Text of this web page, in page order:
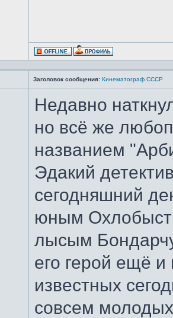
Заголовок сообщения: Кинематограф СССР
Недавно
но всё же
названием
Эдакий
сегодняшний
юным
лысым
его герой ещё
известных
совсем